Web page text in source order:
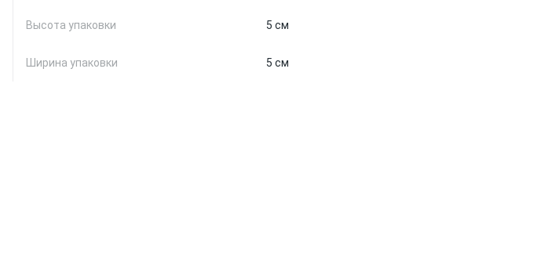
Высота упаковки 5 см
Ширина упаковки 5 см